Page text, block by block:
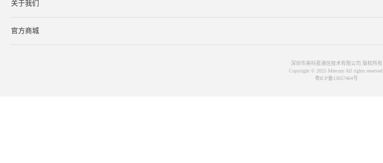
关于我们
公司简介
联系我们
在线客服
官方商城
深圳市美科星通信技术有限公司 版权所有
Copyright © 2025 Mercury All rights reserved.
粤ICP备13057464号